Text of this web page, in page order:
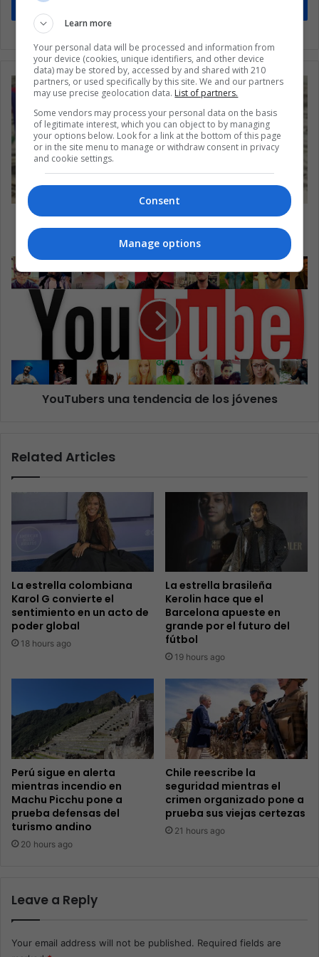
La economía de Puerto Rico no depende de
convertirse en un estado
YouTubers una tendencia de los jóvenes
Related Articles
La estrella colombiana
Karol G convierte el
sentimiento en un acto de
poder global
18 hours ago
La estrella brasileña
Kerolin hace que el
Barcelona apueste en
grande por el futuro del
fútbol
19 hours ago
Perú sigue en alerta
mientras incendio en
Machu Picchu pone a
prueba defensas del
turismo andino
20 hours ago
Chile reescribe la
seguridad mientras el
crimen organizado pone a
prueba sus viejas certezas
21 hours ago
Leave a Reply
Your email address will not be published. Required fields are
Learn more
Your personal data will be processed and information from
your device (cookies, unique identifiers, and other device
data) may be stored by, accessed by and shared with 210
partners, or used specifically by this site. We and our partners
may use precise geolocation data. List of partners.
Some vendors may process your personal data on the basis
of legitimate interest, which you can object to by managing
your options below. Look for a link at the bottom of this page
or in the site menu to manage or withdraw consent in privacy
and cookie settings.
Consent
Manage options